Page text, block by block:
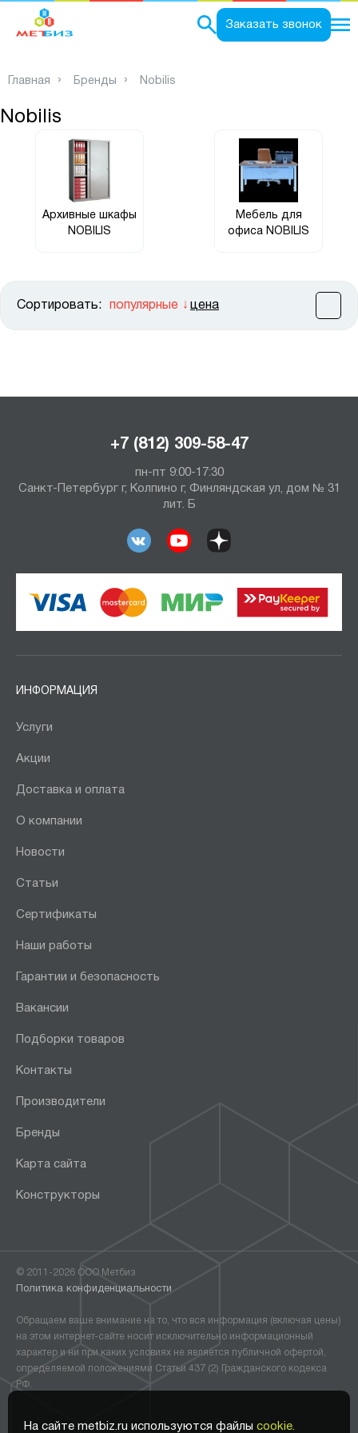
Заказать звонок
Главная Бренды Nobilis
Nobilis
Архивные шкафы
NOBILIS
Мебель для
офиса NOBILIS
Сортировать: популярные цена
На сайте metbiz.ru используются файлы cookie.
+7 (812) 309-58-47
пн-пт 9:00-17:30
Санкт-Петербург г, Колпино г, Финляндская ул, дом № 31
лит. Б
ИНФОРМАЦИЯ
Услуги
Акции
Доставка и оплата
О компании
Новости
Статьи
Сертификаты
Наши работы
Гарантии и безопасность
Вакансии
Подборки товаров
Контакты
Производители
Бренды
Карта сайта
Конструкторы
© 2011-2026 ООО Метбиз
Политика конфиденциальности
Обращаем ваше внимание на то, что вся информация (включая цены)
на этом интернет-сайте носит исключительно информационный
характер и ни при каких условиях не является публичной офертой,
определяемой положениями Статьи 437 (2) Гражданского кодекса
РФ.